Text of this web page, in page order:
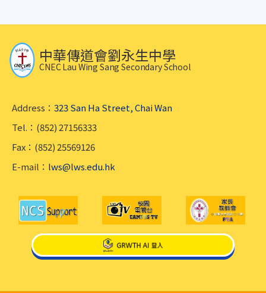
中華傳道會劉永生中學
CNEC Lau Wing Sang Secondary School
Address： 323 San Ha Street, Chai Wan
Tel.：(852) 27156333
Fax：(852) 25569126
E-mail： lws@lws.edu.hk